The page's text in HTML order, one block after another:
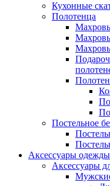
Кухонные
Полотенца
Постельное
Аксессуары одежды
Аксессуары